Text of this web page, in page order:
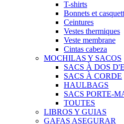
T-shirts
Bonnets et
Ceintures
Vestes thermiques
Veste membrane
Cintas cabeza
MOCHILAS Y SACOS
SACS À DOS
SACS À CORDE
HAULBAGS
SACS PORTE-
TOUTES
LIBROS Y GUIAS
GAFAS ASEGURAR